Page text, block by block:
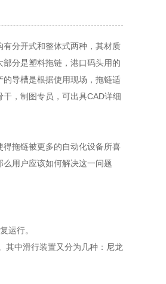
分开式和整体式两种，其材质
分是塑料拖链，港口码头用的
导槽是根据使用现场，拖链适
，制图专员，可出具CAD详细
拖链被更多的自动化设备所喜
用户应该如何解决这一问题
运行。
其中滑行装置又分为几种：尼龙